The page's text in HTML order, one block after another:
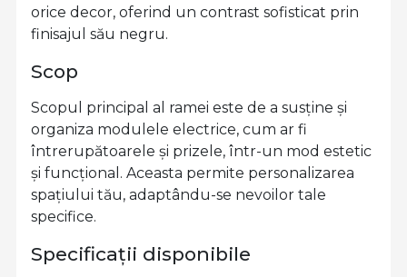
orice decor, oferind un contrast sofisticat prin
finisajul său negru.
Scop
Scopul principal al ramei este de a susține și
organiza modulele electrice, cum ar fi
întrerupătoarele și prizele, într-un mod estetic
și funcțional. Aceasta permite personalizarea
spațiului tău, adaptându-se nevoilor tale
specifice.
Specificații disponibile